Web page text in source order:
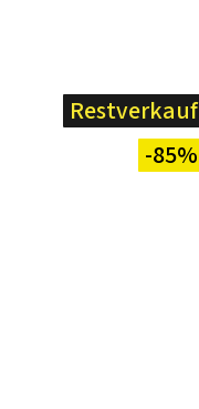
Restverkauf
-85%